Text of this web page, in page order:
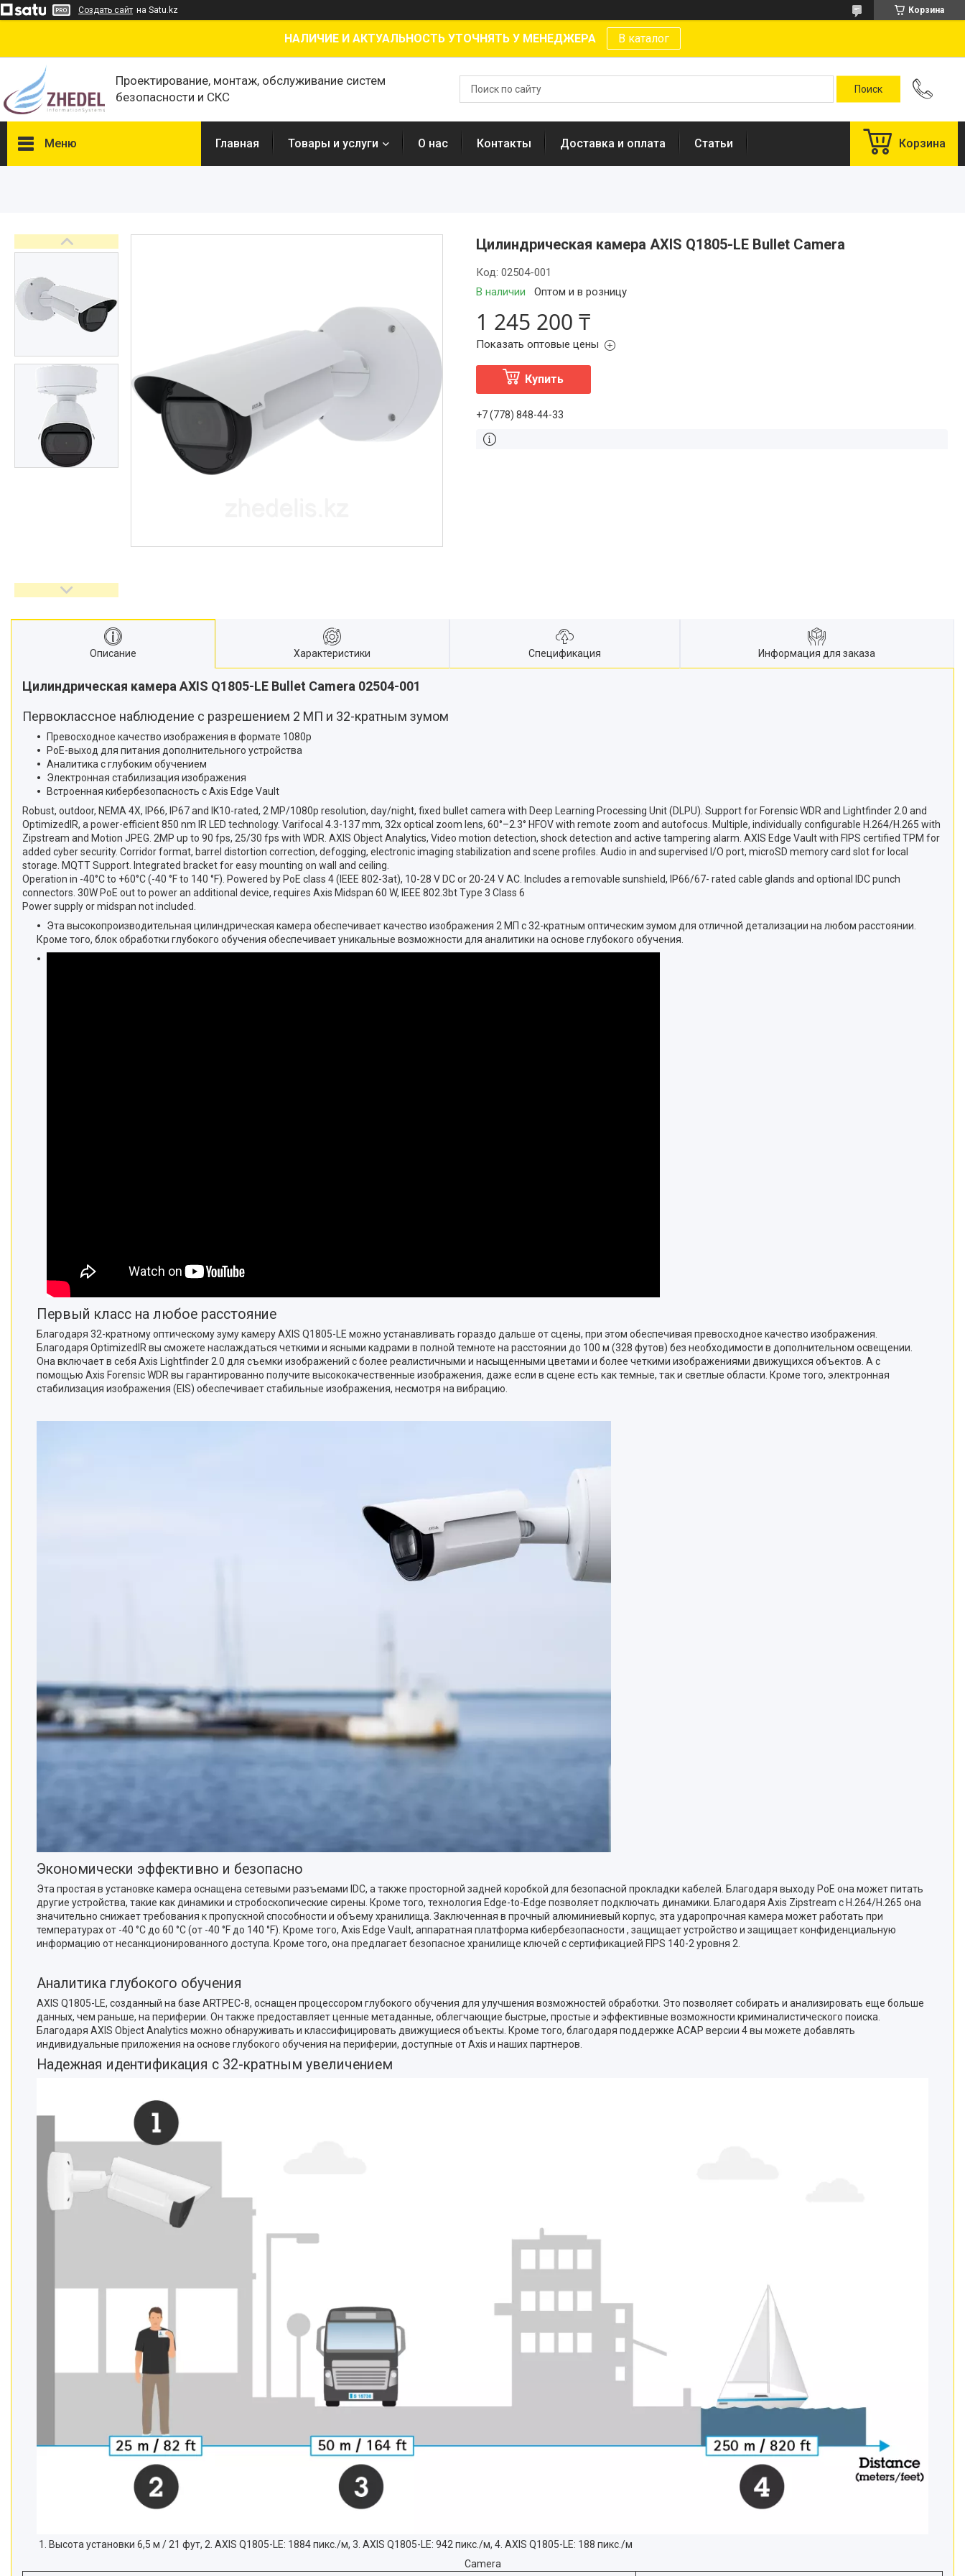
Создать сайт на Satu.kz Корзина
НАЛИЧИЕ И АКТУАЛЬНОСТЬ УТОЧНЯТЬ У МЕНЕДЖЕРА В каталог
Проектирование, монтаж, обслуживание систем
безопасности и СКС
Меню
Сертификаты
Главная Товары и услуги О нас Контакты Доставка и оплата Статьи Корзина
Цилиндрическая камера AXIS Q1805-LE Bullet Camera
В наличии Оптом и в розницу
Код: 02504-001
1 245 200 ₸
Показать оптовые цены
Купить
+7 (778) 848-44-33
Описание Характеристики Спецификация Информация для заказа
Цилиндрическая камера AXIS Q1805-LE Bullet Camera 02504-001
Первоклассное наблюдение с разрешением 2 МП и 32-кратным зумом
Превосходное качество изображения в формате 1080p
PoE-выход для питания дополнительного устройства
Аналитика с глубоким обучением
Электронная стабилизация изображения
Встроенная кибербезопасность с Axis Edge Vault
Robust, outdoor, NEMA 4X, IP66, IP67 and IK10-rated, 2 MP/1080p resolution, day/night, fixed bullet camera with Deep Learning Processing Unit (DLPU). Support for Forensic WDR and Lightfinder 2.0 and
OptimizedIR, a power-efficient 850 nm IR LED technology. Varifocal 4.3-137 mm, 32x optical zoom lens, 60°–2.3° HFOV with remote zoom and autofocus. Multiple, individually configurable H.264/H.265 with
Zipstream and Motion JPEG. 2MP up to 90 fps, 25/30 fps with WDR. AXIS Object Analytics, Video motion detection, shock detection and active tampering alarm. AXIS Edge Vault with FIPS certified TPM for
added cyber security. Corridor format, barrel distortion correction, defogging, electronic imaging stabilization and scene profiles. Audio in and supervised I/O port, microSD memory card slot for local
storage. MQTT Support. Integrated bracket for easy mounting on wall and ceiling.
Operation in -40°C to +60°C (-40 °F to 140 °F). Powered by PoE class 4 (IEEE 802-3at), 10-28 V DC or 20-24 V AC. Includes a removable sunshield, IP66/67- rated cable glands and optional IDC punch
connectors. 30W PoE out to power an additional device, requires Axis Midspan 60 W, IEEE 802.3bt Type 3 Class 6
Power supply or midspan not included.
Эта высокопроизводительная цилиндрическая камера обеспечивает качество изображения 2 МП с 32-кратным оптическим зумом для отличной детализации на любом расстоянии.
Кроме того, блок обработки глубокого обучения обеспечивает уникальные возможности для аналитики на основе глубокого обучения.
Первый класс на любое расстояние
Благодаря 32-кратному оптическому зуму камеру AXIS Q1805-LE можно устанавливать гораздо дальше от сцены, при этом обеспечивая превосходное качество изображения.
Благодаря OptimizedIR вы сможете наслаждаться четкими и ясными кадрами в полной темноте на расстоянии до 100 м (328 футов) без необходимости в дополнительном освещении.
Она включает в себя Axis Lightfinder 2.0 для съемки изображений с более реалистичными и насыщенными цветами и более четкими изображениями движущихся объектов. А с
помощью Axis Forensic WDR вы гарантированно получите высококачественные изображения, даже если в сцене есть как темные, так и светлые области. Кроме того, электронная
стабилизация изображения (EIS) обеспечивает стабильные изображения, несмотря на вибрацию.
Экономически эффективно и безопасно
Эта простая в установке камера оснащена сетевыми разъемами IDC, а также просторной задней коробкой для безопасной прокладки кабелей. Благодаря выходу PoE она может питать
другие устройства, такие как динамики и стробоскопические сирены. Кроме того, технология Edge-to-Edge позволяет подключать динамики. Благодаря Axis Zipstream с H.264/H.265 она
значительно снижает требования к пропускной способности и объему хранилища. Заключенная в прочный алюминиевый корпус, эта ударопрочная камера может работать при
температурах от -40 °C до 60 °C (от -40 °F до 140 °F). Кроме того, Axis Edge Vault, аппаратная платформа кибербезопасности , защищает устройство и защищает конфиденциальную
информацию от несанкционированного доступа. Кроме того, она предлагает безопасное хранилище ключей с сертификацией FIPS 140-2 уровня 2.
Аналитика глубокого обучения
AXIS Q1805-LE, созданный на базе ARTPEC-8, оснащен процессором глубокого обучения для улучшения возможностей обработки. Это позволяет собирать и анализировать еще больше
данных, чем раньше, на периферии. Он также предоставляет ценные метаданные, облегчающие быстрые, простые и эффективные возможности криминалистического поиска.
Благодаря AXIS Object Analytics можно обнаруживать и классифицировать движущиеся объекты. Кроме того, благодаря поддержке ACAP версии 4 вы можете добавлять
индивидуальные приложения на основе глубокого обучения на периферии, доступные от Axis и наших партнеров.
Надежная идентификация с 32-кратным увеличением
1. Высота установки 6,5 м / 21 фут, 2. AXIS Q1805-LE: 1884 пикс./м, 3. AXIS Q1805-LE: 942 пикс./м, 4. AXIS Q1805-LE: 188 пикс./м
Camera